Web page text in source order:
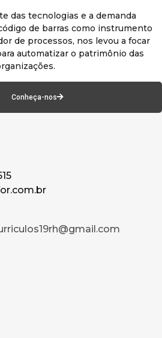
das tecnologias e a demanda
de barras como instrumento
de processos, nos levou a focar
automatizar o patrimônio das
Conheça-nos